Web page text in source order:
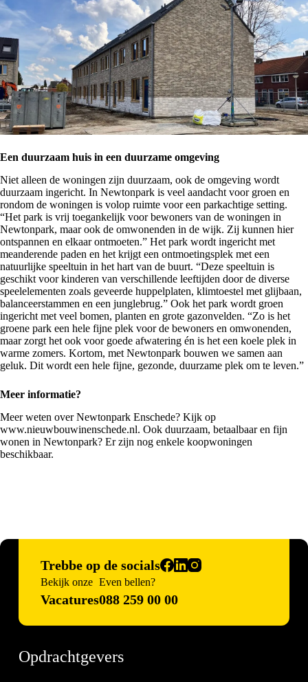
Een duurzaam huis in een duurzame omgeving
Niet alleen de woningen zijn duurzaam, ook de omgeving wordt
duurzaam ingericht. In Newtonpark is veel aandacht voor groen en
rondom de woningen is volop ruimte voor een parkachtige setting.
“Het park is vrij toegankelijk voor bewoners van de woningen in
Newtonpark, maar ook de omwonenden in de wijk. Zij kunnen hier
ontspannen en elkaar ontmoeten.” Het park wordt ingericht met
meanderende paden en het krijgt een ontmoetingsplek met een
natuurlijke speeltuin in het hart van de buurt. “Deze speeltuin is
geschikt voor kinderen van verschillende leeftijden door de diverse
speelelementen zoals geveerde huppelplaten, klimtoestel met glijbaan,
balanceerstammen en een junglebrug.” Ook het park wordt groen
ingericht met veel bomen, planten en grote gazonvelden. “Zo is het
groene park een hele fijne plek voor de bewoners en omwonenden,
maar zorgt het ook voor goede afwatering én is het een koele plek in
warme zomers. Kortom, met Newtonpark bouwen we samen aan
geluk. Dit wordt een hele fijne, gezonde, duurzame plek om te leven.”
Meer informatie?
Meer weten over Newtonpark Enschede? Kijk op
www.nieuwbouwinenschede.nl. Ook duurzaam, betaalbaar en fijn
wonen in Newtonpark? Er zijn nog enkele koopwoningen
beschikbaar.
Trebbe op de socials
Bekijk onze
Vacatures
Even bellen?
088 259 00 00
Opdrachtgevers